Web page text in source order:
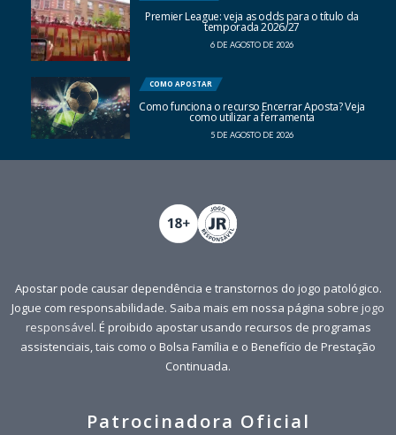
Premier League: veja as odds para o título da
temporada 2026/27
6 DE AGOSTO DE 2026
COMO APOSTAR
Como funciona o recurso Encerrar Aposta? Veja
como utilizar a ferramenta
5 DE AGOSTO DE 2026
Apostar pode causar dependência e transtornos do jogo patológico.
Jogue com responsabilidade. Saiba mais em nossa página sobre jogo
responsável. É proibido apostar usando recursos de programas
assistenciais, tais como o Bolsa Família e o Benefício de Prestação
Continuada.
Patrocinadora Oficial